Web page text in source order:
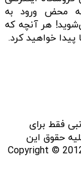
به محض ورود به
هر آنچه که
پیدا خواهید کرد.
فقط برای
حقوق این